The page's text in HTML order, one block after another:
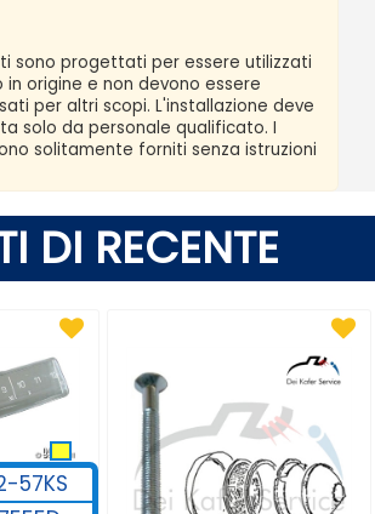
sono progettati per essere utilizzati
origine e non devono essere
per altri scopi. L'installazione deve
solo da personale qualificato. I
solitamente forniti senza istruzioni
DI RECENTE
57KS